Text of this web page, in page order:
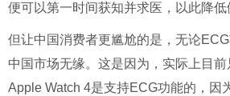
便可以第一时间获知并求医，以此降低
但让中国消费者更尴尬的是，无论
中国市场无缘。 这是因为，实际上目
Apple Watch 4是支持ECG功能的，因